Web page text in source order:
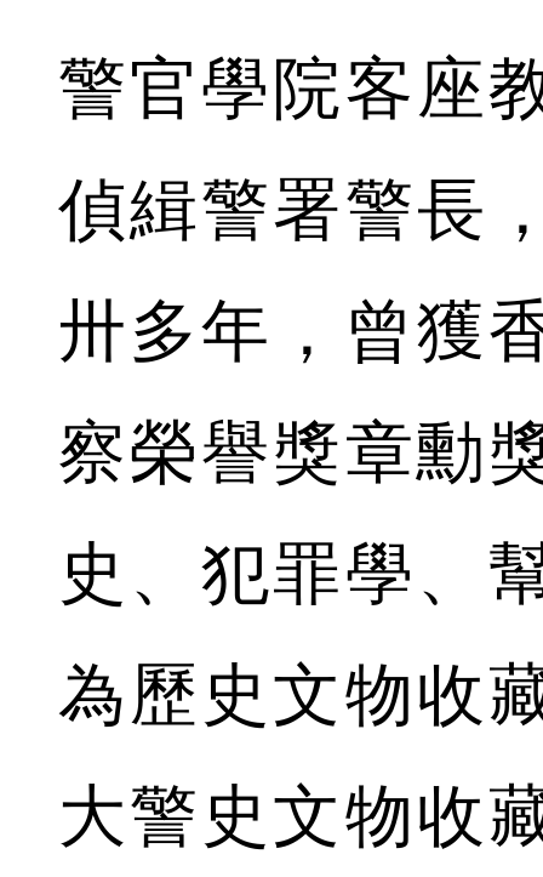
警官學院客座
偵緝警署警長
卅多年，曾獲
察榮譽獎章勳
史、犯罪學、
為歷史文物收
大警史文物收